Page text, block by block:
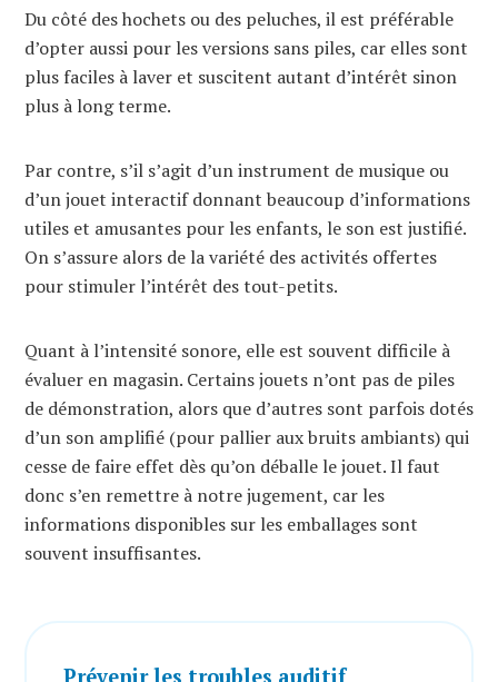
Du côté des hochets ou des peluches, il est préférable
d’opter aussi pour les versions sans piles, car elles sont
plus faciles à laver et suscitent autant d’intérêt sinon
plus à long terme.
Par contre, s’il s’agit d’un instrument de musique ou
d’un jouet interactif donnant beaucoup d’informations
utiles et amusantes pour les enfants, le son est justifié.
On s’assure alors de la variété des activités offertes
pour stimuler l’intérêt des tout-petits.
Quant à l’intensité sonore, elle est souvent difficile à
évaluer en magasin. Certains jouets n’ont pas de piles
de démonstration, alors que d’autres sont parfois dotés
d’un son amplifié (pour pallier aux bruits ambiants) qui
cesse de faire effet dès qu’on déballe le jouet. Il faut
donc s’en remettre à notre jugement, car les
informations disponibles sur les emballages sont
souvent insuffisantes.
Prévenir les troubles auditif